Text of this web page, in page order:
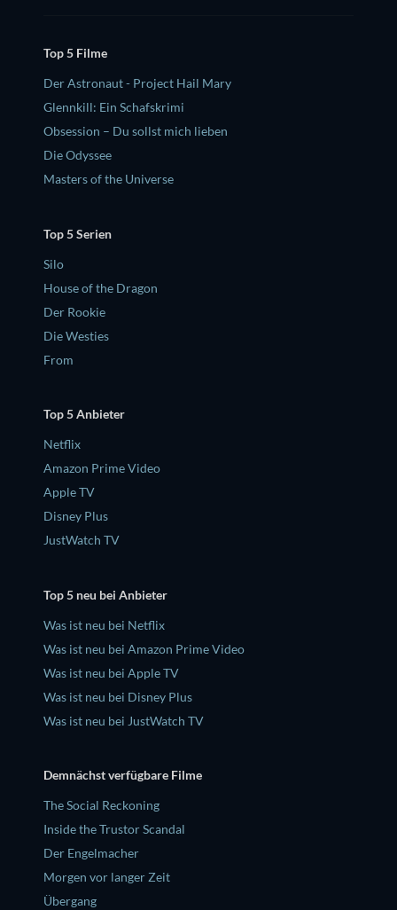
Top 5 Filme
Der Astronaut - Project Hail Mary
Glennkill: Ein Schafskrimi
Obsession – Du sollst mich lieben
Die Odyssee
Masters of the Universe
Top 5 Serien
Silo
House of the Dragon
Der Rookie
Die Westies
From
Top 5 Anbieter
Netflix
Amazon Prime Video
Apple TV
Disney Plus
JustWatch TV
Top 5 neu bei Anbieter
Was ist neu bei Netflix
Was ist neu bei Amazon Prime Video
Was ist neu bei Apple TV
Was ist neu bei Disney Plus
Was ist neu bei JustWatch TV
Demnächst verfügbare Filme
The Social Reckoning
Inside the Trustor Scandal
Der Engelmacher
Morgen vor langer Zeit
Übergang